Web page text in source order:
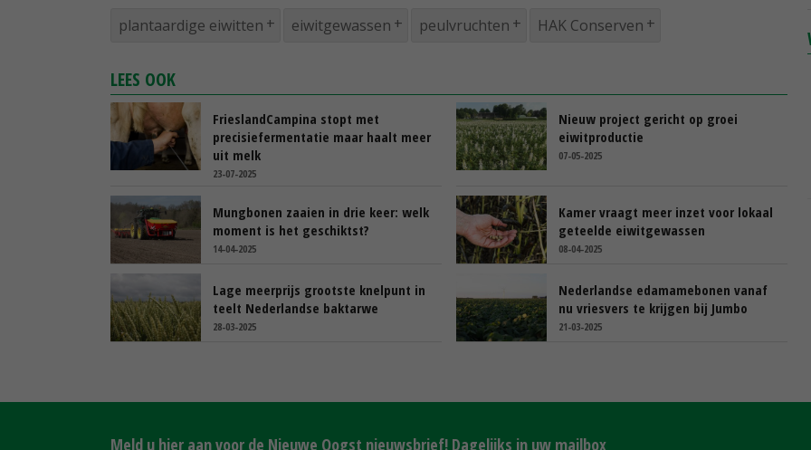
plantaardige eiwitten eiwitgewassen peulvruchten HAK Conserven
LEES OOK
FrieslandCampina stopt met
precisiefermentatie maar haalt meer
uit melk
23-07-2025
Nieuw project gericht op groei
eiwitproductie
07-05-2025
Mungbonen zaaien in drie keer: welk
moment is het geschiktst?
14-04-2025
Kamer vraagt meer inzet voor lokaal
geteelde eiwitgewassen
08-04-2025
Lage meerprijs grootste knelpunt in
teelt Nederlandse baktarwe
28-03-2025
Nederlandse edamamebonen vanaf
nu vriesvers te krijgen bij Jumbo
21-03-2025
Meld u hier aan voor de Nieuwe Oogst nieuwsbrief! Dagelijks in uw mailbox